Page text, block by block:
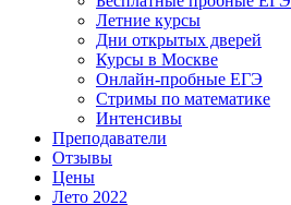
Летние курсы
Дни открытых дверей
Курсы в Москве
Онлайн-пробные ЕГЭ
Стримы по математике
Интенсивы
Преподаватели
Отзывы
Цены
Лето 2022